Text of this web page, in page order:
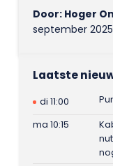
Door: Hoger
september 2025
Laatste
di 11:00
ma 10:15